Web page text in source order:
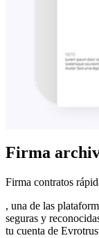
Firma
Firma contratos
, una de las
seguras y
tu cuenta de